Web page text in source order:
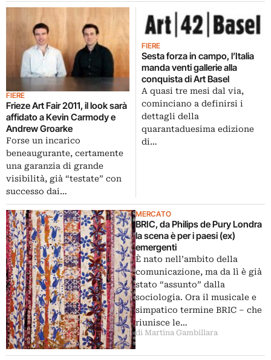
FIERE
Frieze Art Fair 2011, il look sarà
affidato a Kevin Carmody e
Andrew Groarke
Forse un incarico
beneaugurante, certamente
una garanzia di grande
visibilità, già “testate” con
successo dai…
FIERE
Sesta forza in campo, l’Italia
manda venti gallerie alla
conquista di Art Basel
A quasi tre mesi dal via,
cominciano a definirsi i
dettagli della
quarantaduesima edizione
di…
MERCATO
BRIC, da Philips de Pury Londra
la scena è per i paesi (ex)
emergenti
È nato nell’ambito della
comunicazione, ma da lì è già
stato “assunto” dalla
sociologia. Ora il musicale e
simpatico termine BRIC – che
riunisce le…
di Martina Gambillara